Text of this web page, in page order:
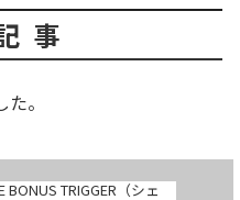
事
。
BONUS TRIGGER（シェ